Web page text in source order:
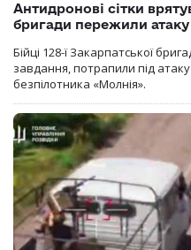
Антидронові сітки
бригади пережили атаку
Бійці 128-ї Закарпатської
завдання, потрапили під
безпілотника «Молнія».